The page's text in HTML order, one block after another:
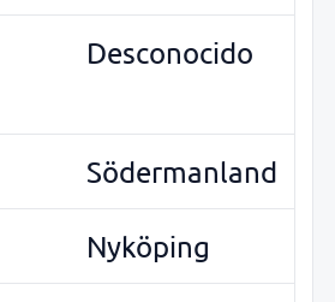
Desconocido
Södermanland
Nyköping